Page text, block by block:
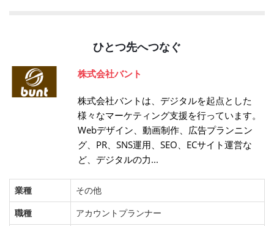
ひとつ先へつなぐ
株式会社バント
株式会社バントは、デジタルを起点とした
様々なマーケティング支援を行っています。
Webデザイン、動画制作、広告プランニン
グ、PR、SNS運用、SEO、ECサイト運営な
ど、デジタルの力...
業種
その他
職種
アカウントプランナー